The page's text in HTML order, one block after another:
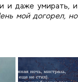
и даже умирать, и
мой догорел, но